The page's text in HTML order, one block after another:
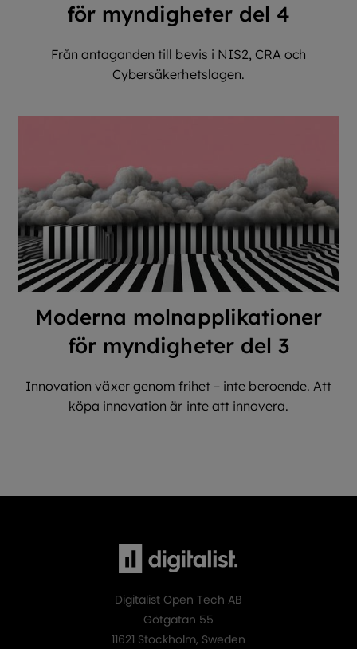
för myndigheter del 4
Från antaganden till bevis i NIS2, CRA och
Cybersäkerhetslagen.
Moderna molnapplikationer
för myndigheter del 3
Innovation växer genom frihet – inte beroende. Att
köpa innovation är inte att innovera.
Digitalist Open Tech AB
Götgatan 55
11621 Stockholm, Sweden